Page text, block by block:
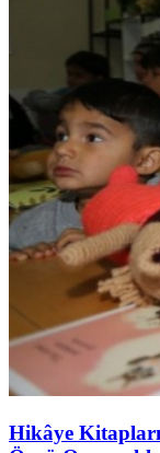
Hikâye